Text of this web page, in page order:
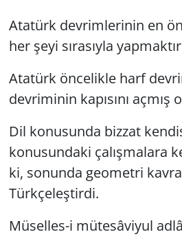
Atatürk devrimlerinin en
her şeyi sırasıyla
Atatürk öncelikle harf
devriminin kapısını açmış
Dil konusunda bizzat
konusundaki çalışmalara
ki, sonunda geometri
Türkçeleştirdi.
Müselles-i mütesâviyul